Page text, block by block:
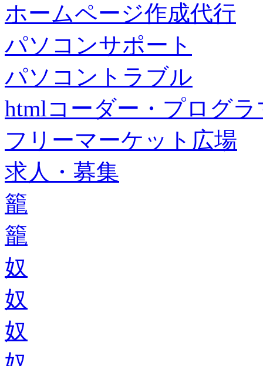
ホームページ作成代行
パソコンサポート
パソコントラブル
htmlコーダー・プログラ
フリーマーケット広場
求人・募集
籠
籠
奴
奴
奴